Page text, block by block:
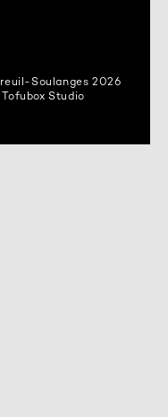
Soulanges 2026
Studio